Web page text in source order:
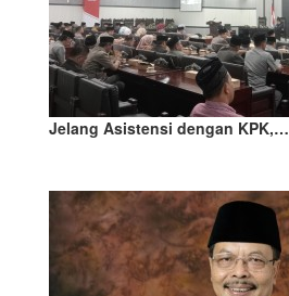
Jelang Asistensi dengan KPK,…